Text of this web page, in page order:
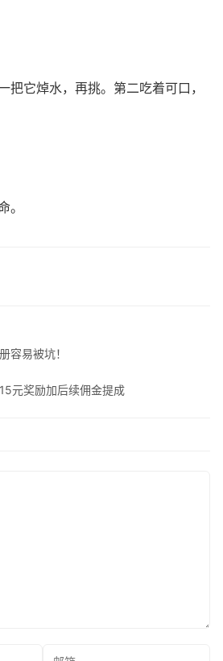
它焯水，再挑。第二吃着可口，
。
容易被坑！
元奖励加后续佣金提成